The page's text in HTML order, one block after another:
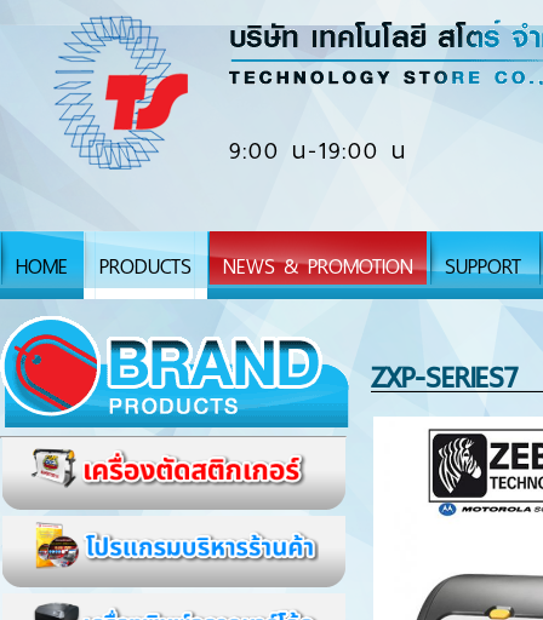
9:00 น-19:00 น
HOME PRODUCTS NEWS & PROMOTION SUPPORT
ZXP-SERIES7